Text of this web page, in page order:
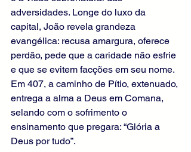
adversidades. Longe do luxo da
capital, João revela grandeza
evangélica: recusa amargura, oferece
perdão, pede que a caridade não esfrie
e que se evitem facções em seu nome.
Em 407, a caminho de Pítio, extenuado,
entrega a alma a Deus em Comana,
selando com o sofrimento o
ensinamento que pregara: “Glória a
Deus por tudo”.